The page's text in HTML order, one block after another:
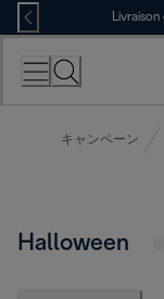
Skip
to
Content
キャンペーン
Halloween